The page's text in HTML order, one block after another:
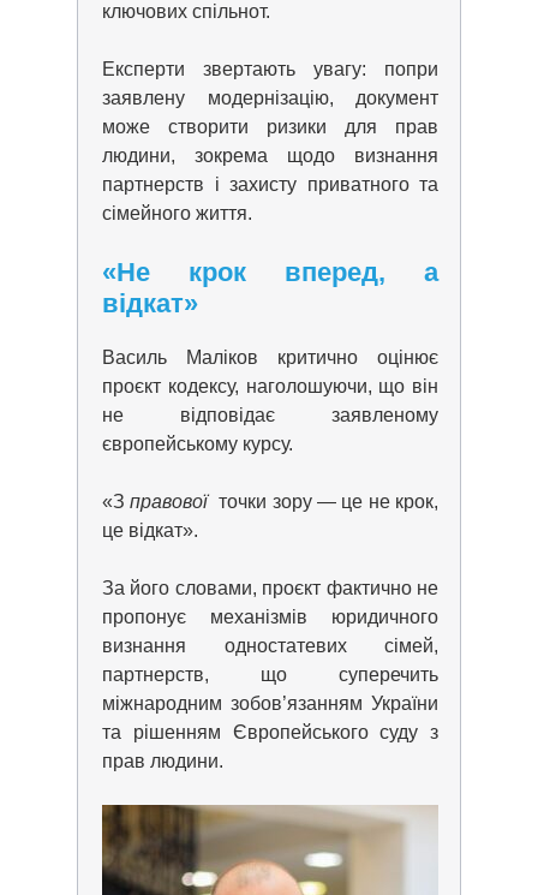
ключових спільнот.
Експерти звертають увагу: попри
заявлену модернізацію, документ
може створити ризики для прав
людини, зокрема щодо визнання
партнерств і захисту приватного та
сімейного життя.
«Не крок вперед, а
відкат»
Василь Маліков критично оцінює
проєкт кодексу, наголошуючи, що він
не відповідає заявленому
європейському курсу.
«Зправової точки зору — це не крок,
це відкат».
За його словами, проєкт фактично не
пропонує механізмів юридичного
визнання одностатевих сімей,
партнерств, що суперечить
міжнародним зобов’язанням України
та рішенням Європейського суду з
прав людини.